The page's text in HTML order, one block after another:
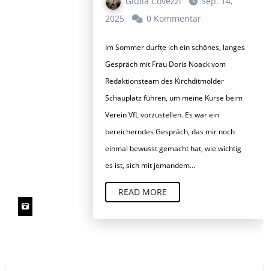
KIRCHDITMOLDER
2025
0 Kommentar
Im Sommer durfte ich ein schönes, langes
Gespräch mit Frau Doris Noack vom
Redaktionsteam des Kirchditmolder
Schauplatz führen, um meine Kurse beim
Verein VfL vorzustellen. Es war ein
bereicherndes Gespräch, das mir noch
einmal bewusst gemacht hat, wie wichtig
es ist, sich mit jemandem…
READ MORE